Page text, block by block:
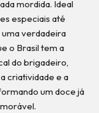
mordida. Ideal
especiais até
verdadeira
o Brasil tem a
do brigadeiro,
criatividade e a
um doce já